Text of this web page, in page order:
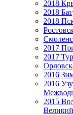
2018
2018
2018
2017
2017
2016
2016
2015